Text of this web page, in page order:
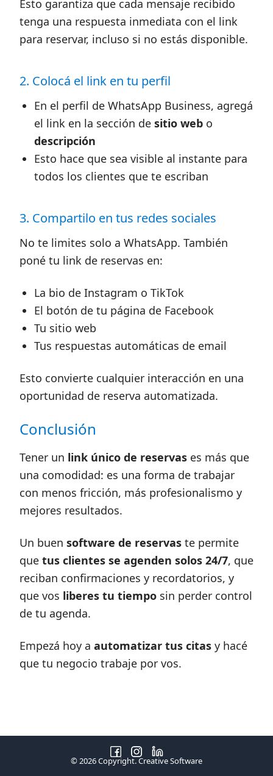
Esto garantiza que cada mensaje recibido
tenga una respuesta inmediata con el link
para reservar, incluso si no estás disponible.
2. Colocá el link en tu perfil
En el perfil de WhatsApp Business, agregá
el link en la sección de sitio web o
descripción
Esto hace que sea visible al instante para
todos los clientes que te escriban
3. Compartilo en tus redes sociales
No te limites solo a WhatsApp. También
poné tu link de reservas en:
La bio de Instagram o TikTok
El botón de tu página de Facebook
Tu sitio web
Tus respuestas automáticas de email
Esto convierte cualquier interacción en una
oportunidad de reserva automatizada.
Conclusión
Tener un link único de reservas es más que
una comodidad: es una forma de trabajar
con menos fricción, más profesionalismo y
mejores resultados.
Un buen software de reservas te permite
que tus clientes se agenden solos 24/7, que
reciban confirmaciones y recordatorios, y
que vos liberes tu tiempo sin perder control
de tu agenda.
Empezá hoy a automatizar tus citas y hacé
que tu negocio trabaje por vos.
© 2026 Copyright. Creative Software